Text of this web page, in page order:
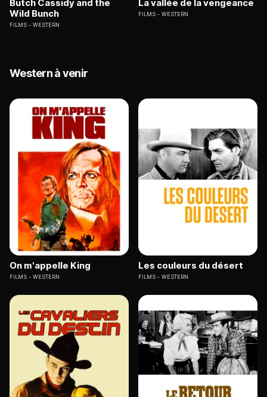
Butch Cassidy and the
Wild Bunch
FILMS WESTERN
La vallée de la vengeance
FILMS WESTERN
Western à venir
On m'appelle King
FILMS WESTERN
Les couleurs du désert
FILMS WESTERN